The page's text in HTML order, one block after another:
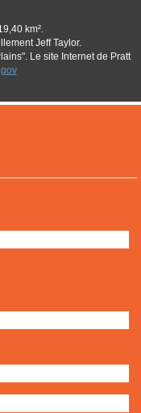
km².
Jeff Taylor.
Le site Internet de Pratt